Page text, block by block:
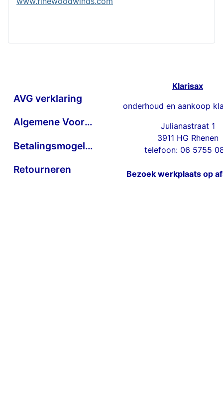
AVG verklaring
Algemene Voorwaarden
Betalingsmogelijkheden
Retourneren
Klarisax
onderhoud en aankoop
Julianastraat 1
3911 HG Rhenen
telefoon: 06 5755
Bezoek werkplaats op